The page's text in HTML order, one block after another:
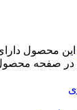
این محصول
صفحه